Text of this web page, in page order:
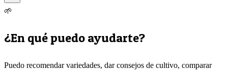
🌱
¿En qué puedo ayudarte?
Puedo recomendar variedades, dar consejos de cultivo, comparar